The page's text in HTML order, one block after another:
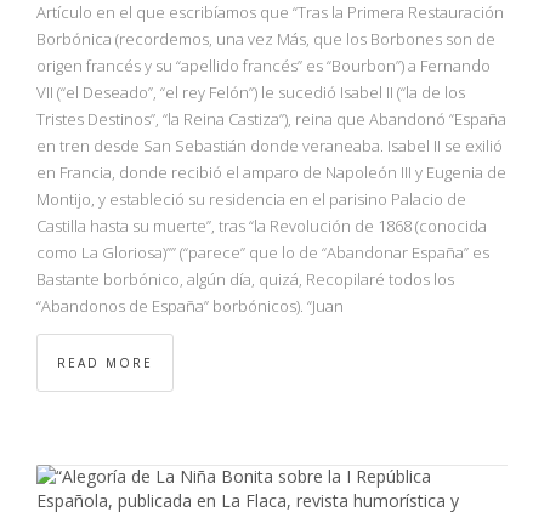
MULTIMEDIA
RIO 2016
Artículo en el que escribíamos que “Tras la Primera Restauración
Borbónica (recordemos, una vez Más, que los Borbones son de
origen francés y su “apellido francés” es “Bourbon”) a Fernando
VII (“el Deseado”, “el rey Felón”) le sucedió Isabel II (“la de los
Tristes Destinos”, “la Reina Castiza”), reina que Abandonó “España
en tren desde San Sebastián donde veraneaba. Isabel II se exilió
en Francia, donde recibió el amparo de Napoleón III y Eugenia de
Montijo, y estableció su residencia en el parisino Palacio de
Castilla hasta su muerte”, tras “la Revolución de 1868 (conocida
como La Gloriosa)”” (“parece” que lo de “Abandonar España” es
Bastante borbónico, algún día, quizá, Recopilaré todos los
“Abandonos de España” borbónicos). “Juan
READ MORE